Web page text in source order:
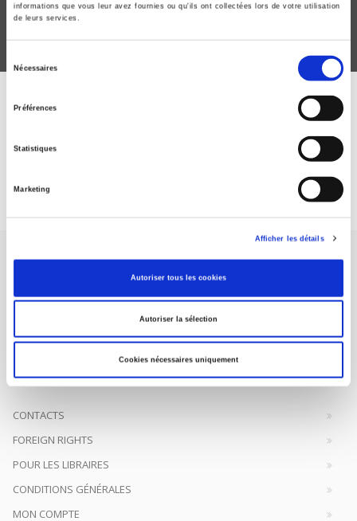
informations que vous leur avez fournies ou qu'ils ont collectées lors de votre utilisation
de leurs services.
Nécessaires
Préférences
Statistiques
Marketing
Afficher les détails
Autoriser tous les cookies
Autoriser la sélection
Cookies nécessaires uniquement
ABONNEZ-VOUS À NOS
Presses de Sciences Po participent depuis leur création en 1976
à la transmission des savoirs et des idéescontinuer
CONTACTS
FOREIGN RIGHTS
POUR LES LIBRAIRES
CONDITIONS GÉNÉRALES
MON COMPTE